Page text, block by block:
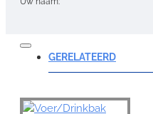
Opmerking:
GERELATEERD